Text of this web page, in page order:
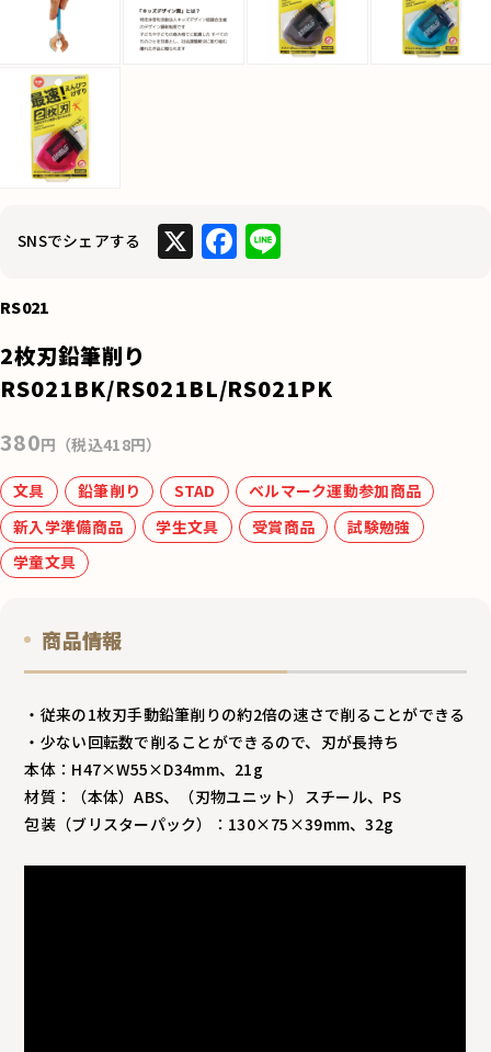
SNSでシェアする X F
b
k
Li
RS021
2枚刃鉛筆削り
RS021BK/RS021BL/RS021PK
380円（税込418円）
文具 鉛筆削り STAD
ベルマーク運動参加商品
新入学準備商品
学生文具 受賞商品
試験勉強
学童文具
商品情報
・従来の1枚刃手動鉛筆削りの約2倍の速さで削ることができる
・少ない回転数で削ることができるので、刃が長持ち
本体：H47×W55×D34mm、21g
材質：（本体）ABS、（刃物ユニット）スチール、PS
包装（ブリスターパック）：130×75×39mm、32g